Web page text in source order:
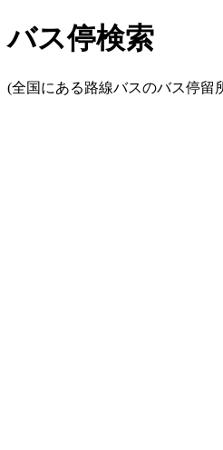
バス停検索
(全国にある路線バスのバス停留